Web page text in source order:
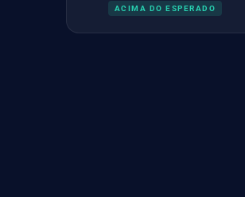
ACIMA DO ESPERADO